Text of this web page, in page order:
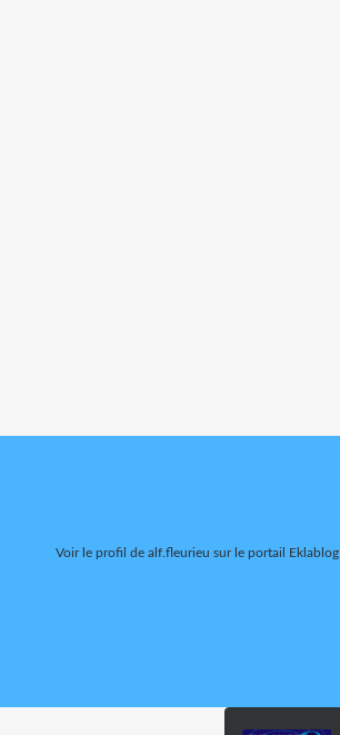
Voir le profil de alf.fleurieu sur le portail Eklablog